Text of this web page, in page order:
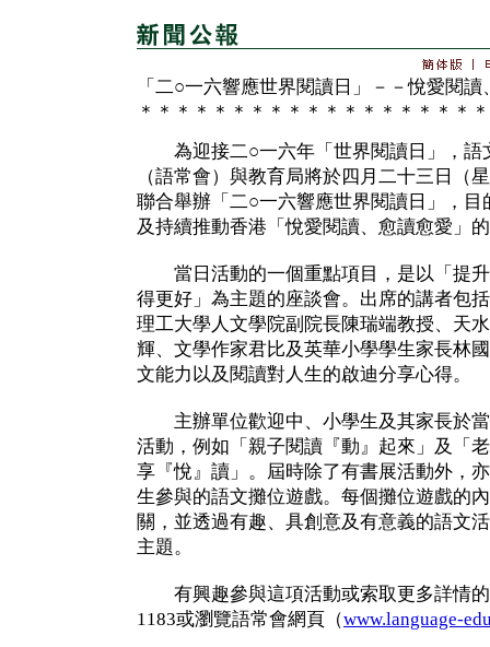
「二○一六響應世界閱讀日」－－悅愛閱讀
＊＊＊＊＊＊＊＊＊＊＊＊＊＊＊＊＊＊
為迎接二○一六年「世界閱讀日」，語
（語常會）與教育局將於四月二十三日（
聯合舉辦「二○一六響應世界閱讀日」，
及持續推動香港「悅愛閱讀、愈讀愈愛」
當日活動的一個重點項目，是以「提升
得更好」為主題的座談會。出席的講者包
理工大學人文學院副院長陳瑞端教授、天
輝、文學作家君比及英華小學學生家長林
文能力以及閱讀對人生的啟迪分享心得。
主辦單位歡迎中、小學生及其家長於當
活動，例如「親子閱讀『動』起來」及「
享『悅』讀」。屆時除了有書展活動外，
生參與的語文攤位遊戲。每個攤位遊戲的
關，並透過有趣、具創意及有意義的語文
主題。
有興趣參與這項活動或索取更多詳情的
1183或瀏覽語常會網頁（www.language-